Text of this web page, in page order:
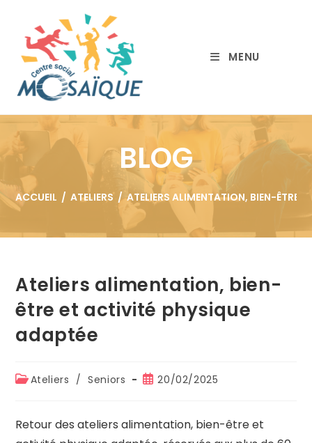
MENU
BLOG
ACCUEIL / ATELIERS / ATELIERS ALIMENTATION, BIEN-ÊTRE
Ateliers alimentation, bien-
être et activité physique
adaptée
Ateliers / Seniors 20/02/2025
Retour des ateliers alimentation, bien-être et